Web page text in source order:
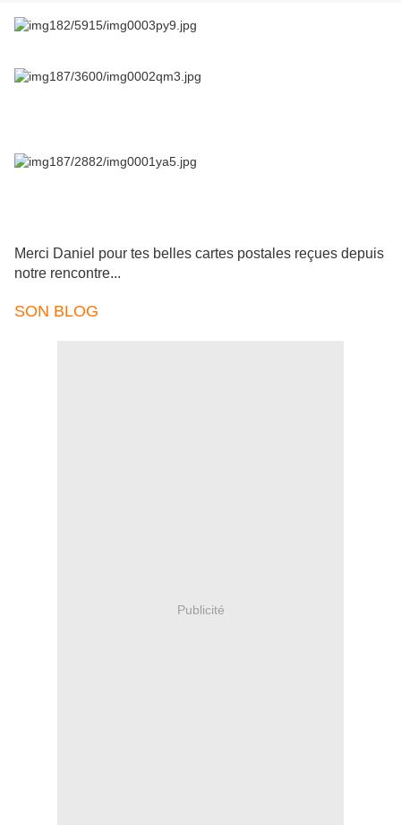
Merci Daniel pour tes belles cartes postales reçues depuis
notre rencontre...
SON BLOG
Publicité